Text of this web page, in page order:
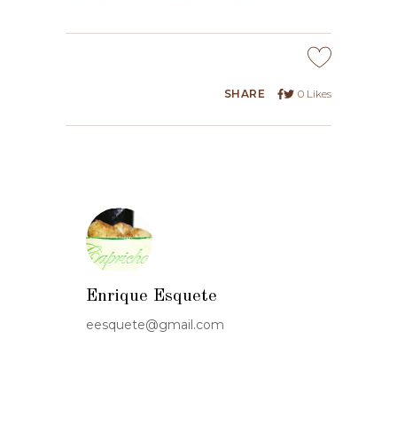
SHARE 0 Likes
Enrique Esquete
eesquete@gmail.com